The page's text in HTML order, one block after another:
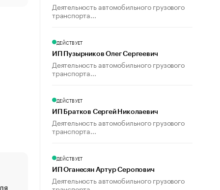
«От спорта тело стареет иначе». Как живет глава
Деятельность автомобильного грузового
транспорта...
ДЕЙСТВУЕТ
ИП Пузырников Олег Сергеевич
Деятельность автомобильного грузового
транспорта...
ДЕЙСТВУЕТ
ИП Братков Сергей Николаевич
Деятельность автомобильного грузового
транспорта...
ДЕЙСТВУЕТ
ИП Оганесян Артур Серопович
Деятельность автомобильного грузового